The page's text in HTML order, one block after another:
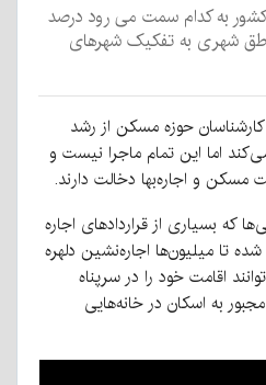
کشور به کدام سمت می رود درصد
شهری به تفکیک شهرهای
حوزه مسکن از رشد
اما این تمام ماجرا نیست و
و اجاره‌بها دخالت دارند.
که بسیاری از قراردادهای اجاره
تا میلیون‌ها اجاره‌نشین‌ دلهره
اقامت خود را در سرپناه
به اسکان در خانه‌هایی